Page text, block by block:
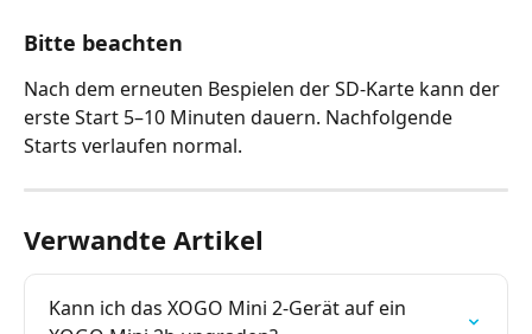
Bitte beachten
Nach dem erneuten Bespielen der SD-Karte kann der
erste Start 5–10 Minuten dauern. Nachfolgende
Starts verlaufen normal.
Verwandte Artikel
Kann ich das XOGO Mini 2-Gerät auf ein